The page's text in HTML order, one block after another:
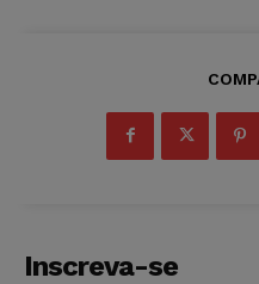
Inscreva-se